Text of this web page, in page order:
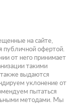
на сайте,
публичной офертой.
от него принимает
такими
выдаются
уклонение от
пытаться
методами. Мы